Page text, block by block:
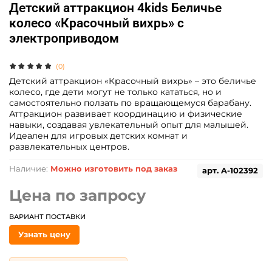
(0)
арт. A-102392
Наличие: Можно изготовить под заказ
Детский аттракцион 4kids Беличье
колесо «Красочный вихрь» с
электроприводом
Цена по запросу
ВАРИАНТ ПОСТАВКИ
Узнать цену
Детский аттракцион «Красочный вихрь» – это беличье
колесо, где дети могут не только кататься, но и
самостоятельно ползать по вращающемуся барабану.
Аттракцион развивает координацию и физические
навыки, создавая увлекательный опыт для малышей.
Идеален для игровых детских комнат и
развлекательных центров.